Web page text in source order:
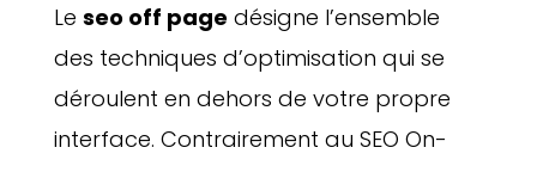
Le seo off page désigne l’ensemble
des techniques d’optimisation qui se
déroulent en dehors de votre propre
interface. Contrairement au SEO On-